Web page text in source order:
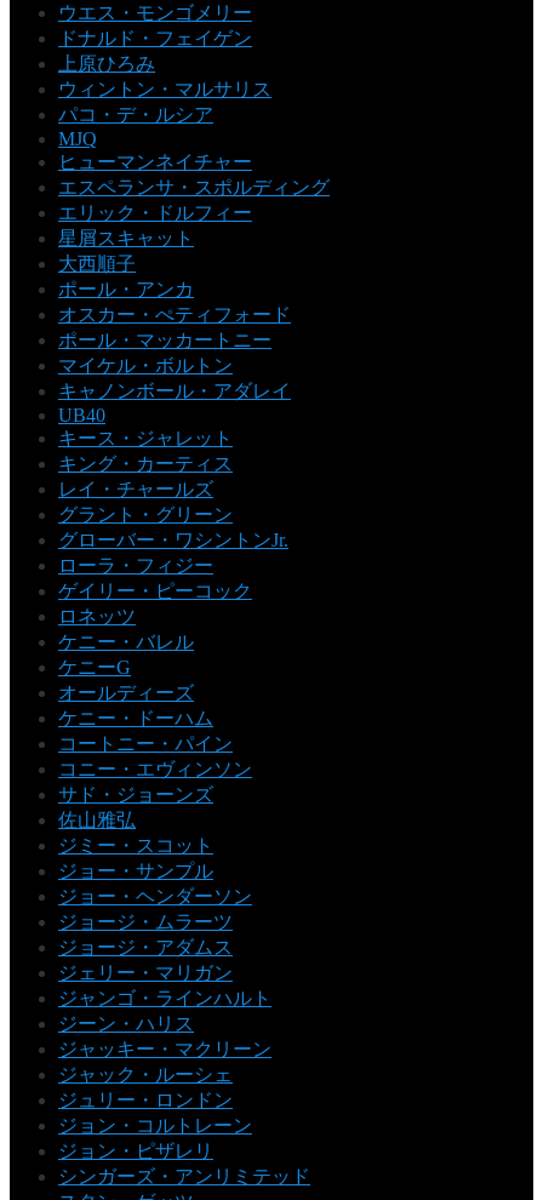
ウエス・モンゴメリー
ドナルド・フェイゲン
上原ひろみ
ウィントン・マルサリス
パコ・デ・ルシア
MJQ
ヒューマンネイチャー
エスペランサ・スポルディング
エリック・ドルフィー
星屑スキャット
大西順子
ポール・アンカ
オスカー・ぺティフォード
ポール・マッカートニー
マイケル・ボルトン
キャノンボール・アダレイ
UB40
キース・ジャレット
キング・カーティス
レイ・チャールズ
グラント・グリーン
グローバー・ワシントンJr.
ローラ・フィジー
ゲイリー・ピーコック
ロネッツ
ケニー・バレル
ケニーG
オールディーズ
ケニー・ドーハム
コートニー・パイン
コニー・エヴィンソン
サド・ジョーンズ
佐山雅弘
ジミー・スコット
ジョー・サンプル
ジョー・ヘンダーソン
ジョージ・ムラーツ
ジョージ・アダムス
ジェリー・マリガン
ジャンゴ・ラインハルト
ジーン・ハリス
ジャッキー・マクリーン
ジャック・ルーシェ
ジュリー・ロンドン
ジョン・コルトレーン
ジョン・ピザレリ
シンガーズ・アンリミテッド